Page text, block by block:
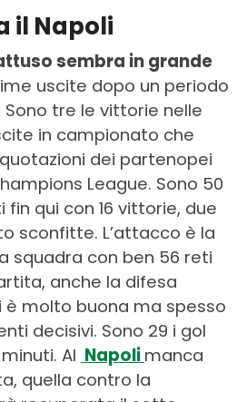
il Napoli
sembra in grande
uscite dopo un periodo
tre le vittorie nelle
in campionato che
dei partenopei
League. Sono 50
qui con 16 vittorie, due
sconfitte. L’attacco è la
squadra con ben 56 reti
anche la difesa
è molto buona ma spesso
decisivi. Sono 29 i gol
minuti. Al Napoli manca
quella contro la